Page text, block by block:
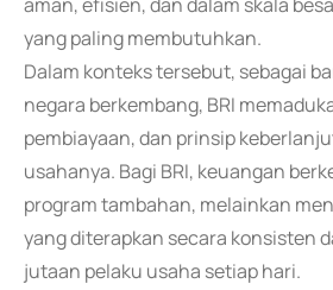
yang paling membutuhkan.
Dalam konteks tersebut, sebagai
negara berkembang, BRI
pembiayaan, dan prinsip
usahanya. Bagi BRI, keuangan
program tambahan, melainkan
yang diterapkan secara konsisten
jutaan pelaku usaha setiap hari.